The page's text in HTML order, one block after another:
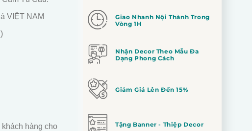
VIỆT NAM
hàng cho
Giao Nhanh Nội Thành Trong
Vòng 1H
Nhận Decor Theo Mẫu Đa
Dạng Phong Cách
Giảm Giá Lên Đến 15%
Tặng Banner - Thiệp Decor